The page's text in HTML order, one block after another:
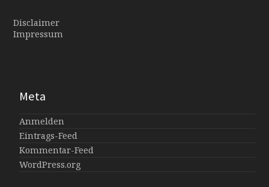
Disclaimer
Impressum
Meta
Anmelden
Eintrags-Feed
Kommentar-Feed
WordPress.org